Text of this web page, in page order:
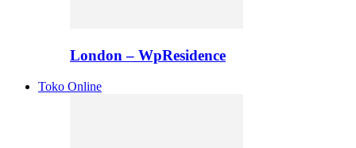
London – WpResidence
Toko Online